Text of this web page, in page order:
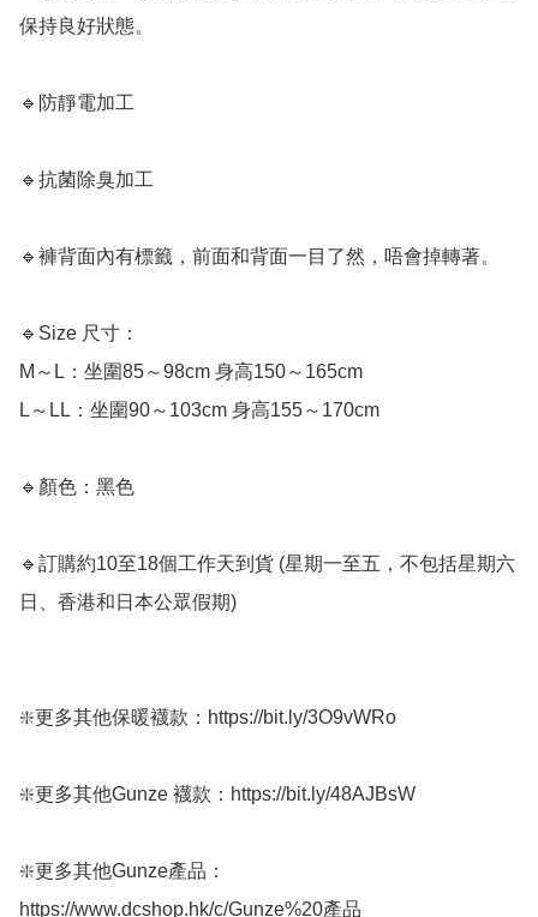
保持良好狀態。
🔹防靜電加工
🔹抗菌除臭加工
🔹褲背面內有標籤，前面和背面一目了然，唔會掉轉著。
🔹Size 尺寸：
M～L：坐圍85～98cm 身高150～165cm
L～LL：坐圍90～103cm 身高155～170cm
🔹顏色：黑色
🔹訂購約10至18個工作天到貨 (星期一至五，不包括星期六
日、香港和日本公眾假期) ﻿
❇️更多其他保暖襪款：https://bit.ly/3O9vWRo
❇️更多其他Gunze 襪款：https://bit.ly/48AJBsW
❇️更多其他Gunze產品：
https://www.dcshop.hk/c/Gunze%20產品